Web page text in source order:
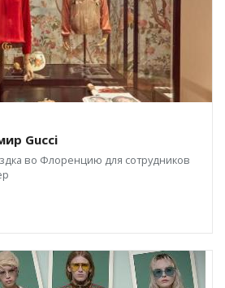
Gucci
во Флоренцию для сотрудников